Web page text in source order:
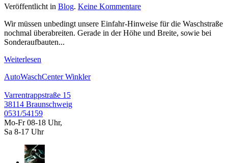
Veröffentlicht in Blog. Keine Kommentarezu
mit
Markise
Wir müssen unbedingt unsere Einfahr-Hinweise für die Waschstraße
nochmal überabreiten. Gerade in der Höhe und Breite, sowie bei
Sonderaufbauten...
Weiterlesen
AutoWaschCenter Winkler
Varrentrappstraße 15
38114 Braunschweig
0531/54159
Mo-Fr 08-18 Uhr,
Sa 8-17 Uhr